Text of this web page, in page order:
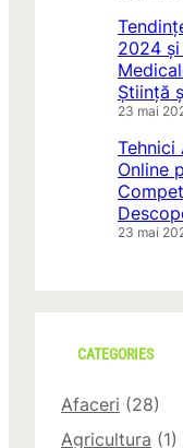
2024 și
Știință
23 mai
Tehnici
Online
23 mai
CATEGORIES
Afaceri (28)
Agricultura (1)